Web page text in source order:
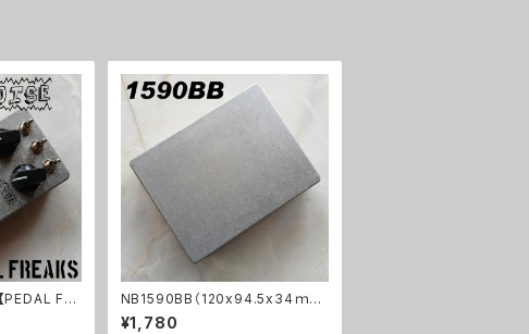
FR
NB1590BB（120x94.5x34ｍ
ｍ）アルミダイキャストケース
¥1,780